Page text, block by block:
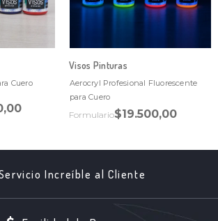
Cuero
Visos Pinturas
Aerocryl Profesional Fluorescente
para Cuero
Formulario$19.500,00
Increíble al Cliente